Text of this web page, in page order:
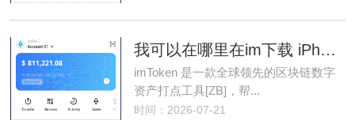
我可以在哪里在im下载 iPhone 上下载 imtoken？
imToken 是一款全球领先的区块链数字
资产打点工具[ZB]，帮...
时间：2026-07-21